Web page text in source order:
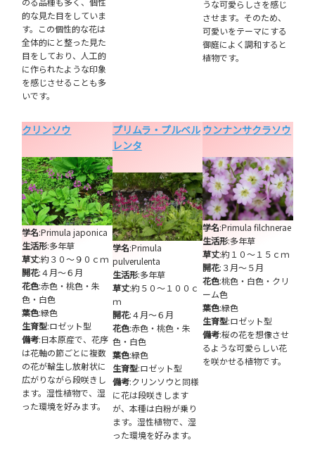
的な見た目をしていま
す。この個性的な花は
全体的にと整った見た
目をしており、人工的
に作られたような印象
を感じさせることも多
いです。
うな可愛らしさを感じ
させます。そのため、
可愛いをテーマにする
御庭によく調和すると
植物です。
クリンソウ
学名:Primula japonica
生活形:多年草
草丈:約３０～９０ｃｍ
開花:４月～６月
花色:赤色・桃色・朱
色・白色
葉色:緑色
生育型:ロゼット型
備考:日本原産で、花序
は花軸の節ごとに複数
の花が輪生し放射状に
広がりながら段咲きし
ます。湿性植物で、湿
った環境を好みます。
プリムラ・プルベル
レンタ
学名:Primula
pulverulenta
生活形:多年草
草丈:約５０～１００ｃ
ｍ
開花:４月～６月
花色:赤色・桃色・朱
色・白色
葉色:緑色
生育型:ロゼット型
備考:クリンソウと同様
に花は段咲きします
が、本種は白粉が乗り
ます。湿性植物で、湿
った環境を好みます。
ウンナンサクラソウ
学名:Primula filchnerae
生活形:多年草
草丈:約１０～１５ｃｍ
開花:３月～５月
花色:桃色・白色・クリ
ーム色
葉色:緑色
生育型:ロゼット型
備考:桜の花を想像させ
るような可愛らしい花
を咲かせる植物です。